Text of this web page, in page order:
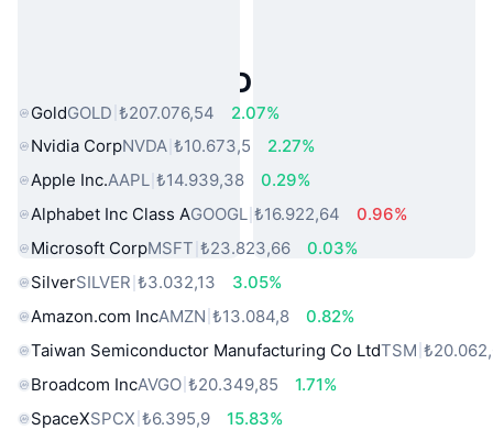
Popüler Gerçek Dünya Varlıkları
GoldGOLD ₺207.076,54
2.07%
Nvidia CorpNVDA ₺10.673,5
2.27%
Apple Inc.AAPL ₺14.939,38
0.29%
Alphabet Inc Class AGOOGL ₺16.922,64
0.96%
Microsoft CorpMSFT ₺23.823,66
0.03%
SilverSILVER ₺3.032,13
3.05%
Amazon.com IncAMZN ₺13.084,8
0.82%
Taiwan Semiconductor Manufacturing Co LtdTSM
Broadcom IncAVGO ₺20.349,85
1.71%
SpaceXSPCX ₺6.395,9
15.83%